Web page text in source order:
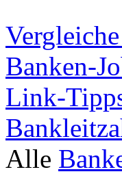
Banken-
Link-
Alle